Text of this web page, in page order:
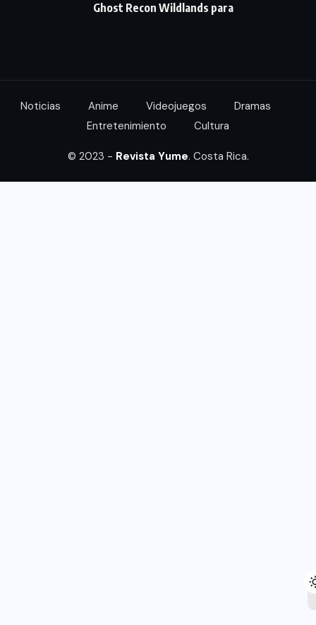
Ghost Recon Wildlands para
Noticias Anime Videojuegos
Dramas
Entretenimiento
Cultura
© 2023 - Revista Yume. Costa Rica.